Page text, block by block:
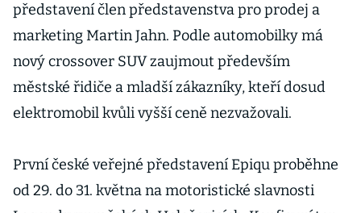
představení člen představenstva pro prodej a
marketing Martin Jahn. Podle automobilky má
nový crossover SUV zaujmout především
městské řidiče a mladší zákazníky, kteří dosud
elektromobil kvůli vyšší ceně nezvažovali.
První české veřejné představení Epiqu proběhne
od 29. do 31. května na motoristické slavnosti